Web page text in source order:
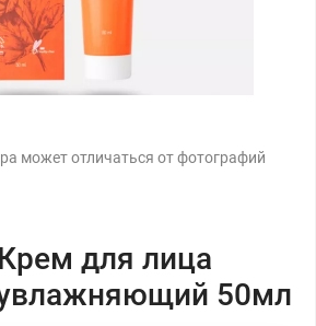
может отличаться от фотографий
для лица
50мл